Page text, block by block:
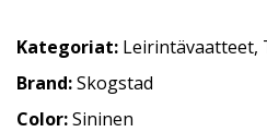
Kategoriat: Leirintävaatteet,
Brand:Skogstad
Color:Sininen